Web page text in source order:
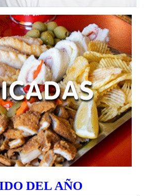
DEL AÑO